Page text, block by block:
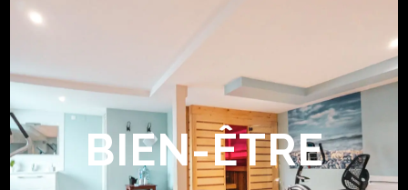
BIEN-ÊTRE